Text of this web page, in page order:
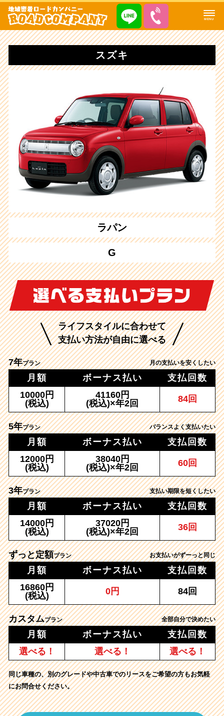
MENU
スズキ
ラパン
G
ライフスタイルに合わせて
支払い方法が自由に選べる
7年プラン 月の支払いを安くしたい
月額 ボーナス払い
支払回数
10000円
(税込)
41160円
(税込)×年2回
84回
5年プラン バランスよく支払いたい
月額 ボーナス払い
支払回数
12000円
(税込)
38040円
(税込)×年2回
60回
3年プラン 支払い期限を短くしたい
月額 ボーナス払い
支払回数
14000円
(税込)
37020円
(税込)×年2回
36回
ずっと定額プラン お支払いがずーっと同じ
月額 ボーナス払い
支払回数
16860円
(税込)
0円 84回
カスタムプラン 全部自分で決めたい
月額 ボーナス払い
支払回数
選べる！
選べる！ 選べる！
同じ車種の、別のグレードや中古車でのリースをご希望の方もお気軽
にお問合せください。